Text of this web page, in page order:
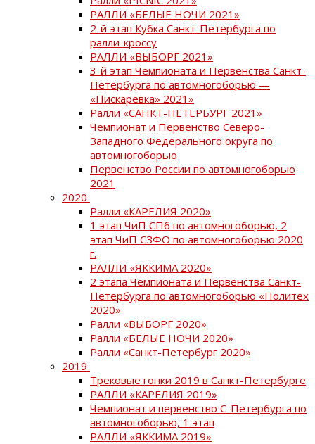
РАЛЛИ «БЕЛЫЕ НОЧИ 2021»
2-й этап Кубка Санкт-Петербурга по
ралли-кроссу
РАЛЛИ «ВЫБОРГ 2021»
3-й этап Чемпионата и Первенства Санкт-
Петербурга по автомногоборью —
«Пискаревка» 2021»
Ралли «САНКТ-ПЕТЕРБУРГ 2021»
Чемпионат и Первенство Северо-
Западного Федерального округа по
автомногоборью
Первенство России по автомногоборью
2021
2020
Ралли «КАРЕЛИЯ 2020»
1 этап ЧиП СПб по автомногоборью, 2
этап ЧиП СЗФО по автомногоборью 2020
г.
РАЛЛИ «ЯККИМА 2020»
2 этапа Чемпионата и Первенства Санкт-
Петербурга по автомногоборью «Политех
2020»
Ралли «ВЫБОРГ 2020»
Ралли «БЕЛЫЕ НОЧИ 2020»
Ралли «Санкт-Петербург 2020»
2019
Трековые гонки 2019 в Санкт-Петербурге
РАЛЛИ «КАРЕЛИЯ 2019»
Чемпионат и первенство С-Петербурга по
автомногоборью, 1 этап
РАЛЛИ «ЯККИМА 2019»